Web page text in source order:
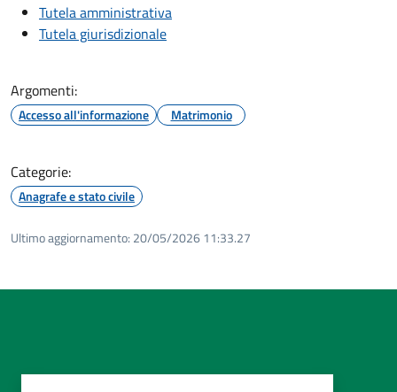
Tutela amministrativa
Tutela giurisdizionale
Argomenti:
Accesso all'informazione Matrimonio
Categorie:
Anagrafe e stato civile
Ultimo aggiornamento: 20/05/2026 11:33.27